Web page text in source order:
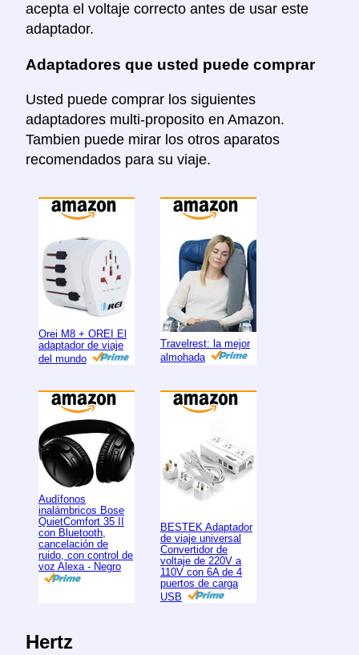
acepta el voltaje correcto antes de usar este
adaptador.
Adaptadores que usted puede comprar
Usted puede comprar los siguientes
adaptadores multi-proposito en Amazon.
Tambien puede mirar los otros aparatos
recomendados para su viaje.
Orei M8 + OREI El
adaptador de viaje
del mundo
Travelrest: la mejor
almohada
Audífonos
inalámbricos Bose
QuietComfort 35 II
con Bluetooth,
cancelación de
ruido, con control de
voz Alexa - Negro
BESTEK Adaptador
de viaje universal
Convertidor de
voltaje de 220V a
110V con 6A de 4
puertos de carga
USB
Hertz